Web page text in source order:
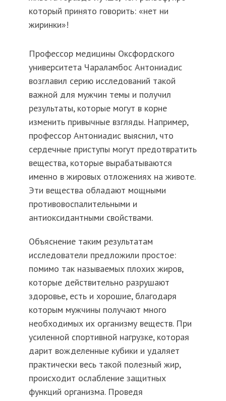
который принято говорить: «нет ни
жиринки»!
Профессор медицины Оксфордского
университета Чараламбос Антониадис
возглавил серию исследований такой
важной для мужчин темы и получил
результаты, которые могут в корне
изменить привычные взгляды. Например,
профессор Антониадис выяснил, что
сердечные приступы могут предотвратить
вещества, которые вырабатываются
именно в жировых отложениях на животе.
Эти вещества обладают мощными
противовоспалительными и
антиоксидантными свойствами.
Объяснение таким результатам
исследователи предложили простое:
помимо так называемых плохих жиров,
которые действительно разрушают
здоровье, есть и хорошие, благодаря
которым мужчины получают много
необходимых их организму веществ. При
усиленной спортивной нагрузке, которая
дарит вожделенные кубики и удаляет
практически весь такой полезный жир,
происходит ослабление защитных
функций организма. Проведя